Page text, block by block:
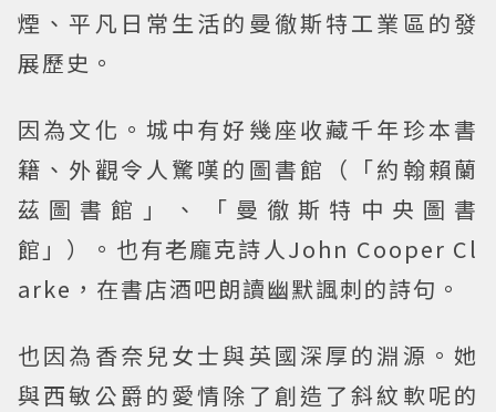
煙、平凡日常生活的曼徹斯特工業區的發
展歷史。
因為文化。城中有好幾座收藏千年珍本書
籍、外觀令人驚嘆的圖書館（「約翰賴蘭
茲圖書館」、「曼徹斯特中央圖書
館」）。也有老龐克詩人John Cooper Cl
arke，在書店酒吧朗讀幽默諷刺的詩句。
也因為香奈兒女士與英國深厚的淵源。她
與西敏公爵的愛情除了創造了斜紋軟呢的